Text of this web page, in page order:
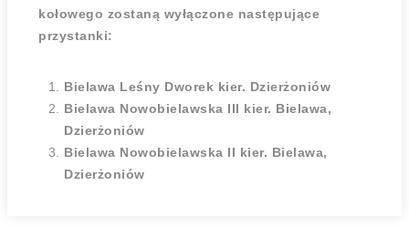
kołowego zostaną wyłączone następujące
przystanki:
Bielawa Leśny Dworek kier. Dzierżoniów
Bielawa Nowobielawska III kier. Bielawa,
Dzierżoniów
Bielawa Nowobielawska II kier. Bielawa,
Dzierżoniów